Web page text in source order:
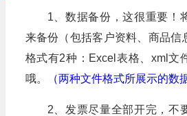
1、数据备份，这很重要！
来备份（包括客户资料、商品信
格式有2种：Excel表格、xml文
哦。
（两种文件格式所展示的数
2、发票尽量全部开完，不